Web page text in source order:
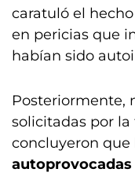
caratuló el
en pericias que
habían sido
Posteriormente,
solicitadas por
concluyeron que